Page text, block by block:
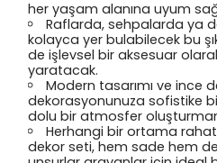
her yaşam alanına uyum
Raflarda, sehpalarda ya
kolayca yer bulabilecek bu
de işlevsel bir aksesuar
yaratacak.
Modern tasarımı ve ince
dekorasyonunuza sofistike
dolu bir atmosfer
Herhangi bir ortama
dekor seti, hem sade hem